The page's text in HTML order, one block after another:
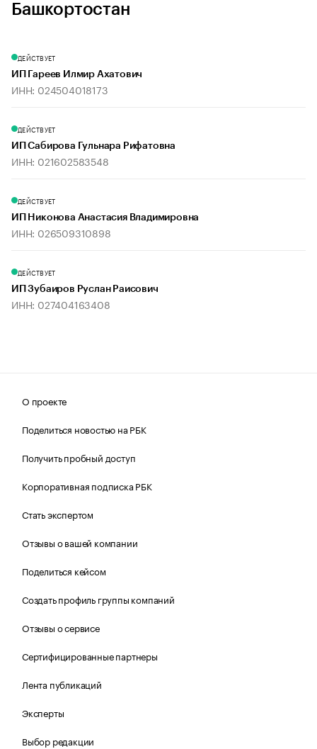
Башкортостан
ДЕЙСТВУЕТ
ИП Гареев Илмир Ахатович
ИНН: 024504018173
ДЕЙСТВУЕТ
ИП Сабирова Гульнара Рифатовна
ИНН: 021602583548
ДЕЙСТВУЕТ
ИП Никонова Анастасия Владимировна
ИНН: 026509310898
ДЕЙСТВУЕТ
ИП Зубаиров Руслан Раисович
ИНН: 027404163408
О проекте
Поделиться новостью на РБК
Получить пробный доступ
Корпоративная подписка РБК
Стать экспертом
Отзывы о вашей компании
Поделиться кейсом
Создать профиль группы компаний
Отзывы о сервисе
Сертифицированные партнеры
Лента публикаций
Эксперты
Выбор редакции